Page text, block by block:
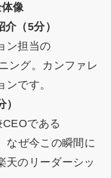
像
（5分）
ン担当の
ング。カンファレ
です。
である
なぜ今この瞬間に
天のリーダーシッ